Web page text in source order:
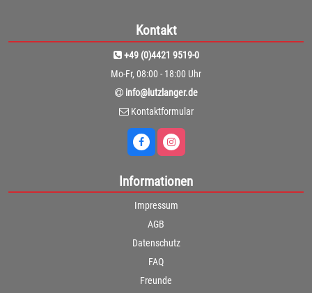
Kontakt
+49 (0)4421 9519-0
Mo-Fr, 08:00 - 18:00 Uhr
info@lutzlanger.de
Kontaktformular
Informationen
Impressum
AGB
Datenschutz
FAQ
Freunde